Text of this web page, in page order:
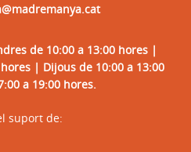
de 10:00 a 13:00 hores |
| Dijous de 10:00 a 13:00
a 19:00 hores.
suport de: